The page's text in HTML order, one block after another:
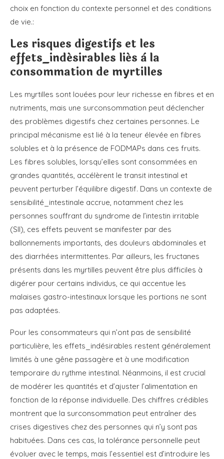
choix en fonction du contexte personnel et des conditions
de vie.:
Les risques digestifs et les
effets_indésirables liés à la
consommation de myrtilles
Les myrtilles sont louées pour leur richesse en fibres et en
nutriments, mais une surconsommation peut déclencher
des problèmes digestifs chez certaines personnes. Le
principal mécanisme est lié à la teneur élevée en fibres
solubles et à la présence de FODMAPs dans ces fruits.
Les fibres solubles, lorsqu’elles sont consommées en
grandes quantités, accélèrent le transit intestinal et
peuvent perturber l’équilibre digestif. Dans un contexte de
sensibilité_intestinale accrue, notamment chez les
personnes souffrant du syndrome de l’intestin irritable
(SII), ces effets peuvent se manifester par des
ballonnements importants, des douleurs abdominales et
des diarrhées intermittentes. Par ailleurs, les fructanes
présents dans les myrtilles peuvent être plus difficiles à
digérer pour certains individus, ce qui accentue les
malaises gastro-intestinaux lorsque les portions ne sont
pas adaptées.
Pour les consommateurs qui n’ont pas de sensibilité
particulière, les effets_indésirables restent généralement
limités à une gêne passagère et à une modification
temporaire du rythme intestinal. Néanmoins, il est crucial
de modérer les quantités et d’ajuster l’alimentation en
fonction de la réponse individuelle. Des chiffres crédibles
montrent que la surconsommation peut entraîner des
crises digestives chez des personnes qui n’y sont pas
habituées. Dans ces cas, la tolérance personnelle peut
évoluer avec le temps, mais l’essentiel est d’introduire les